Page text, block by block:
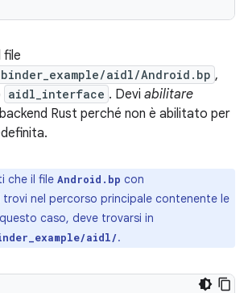
file
aidl/Android.bp ,
aidl_interface . Devi abilitare
Rust perché non è abilitato per
che il file Android.bp con
trovi nel percorso principale contenente le
caso, deve trovarsi in
aidl/.